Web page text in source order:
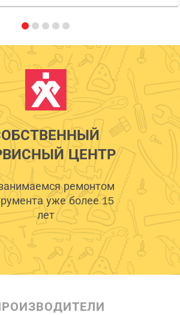
ЦЕНТР
ремонтом
уже более 15
лет